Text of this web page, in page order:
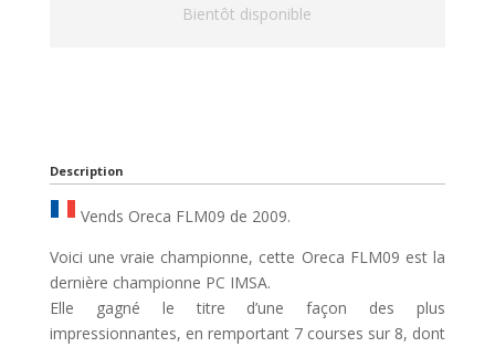
Bientôt disponible
Description
Vends Oreca FLM09 de 2009.
Voici une vraie championne, cette Oreca FLM09 est la
dernière championne PC IMSA.
Elle gagné le titre d’une façon des plus
impressionnantes, en remportant 7 courses sur 8, dont